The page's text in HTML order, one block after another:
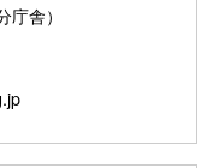
舎）